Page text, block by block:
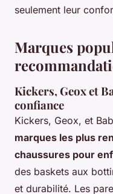
seulement leur
Marques
Kickers, Geox et
confiance
Kickers, Geox, et
marques les plus
chaussures pour
des baskets aux
et durabilité. Les